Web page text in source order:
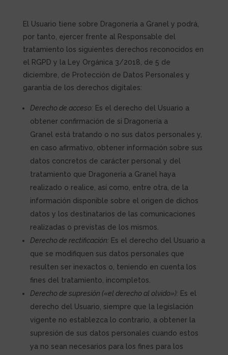
El Usuario tiene sobre Dragonería a Granel y podrá,
por tanto, ejercer frente al Responsable del
tratamiento los siguientes derechos reconocidos en
el RGPD y la Ley Orgánica 3/2018, de 5 de
diciembre, de Protección de Datos Personales y
garantía de los derechos digitales:
Derecho de acceso: Es el derecho del Usuario a
obtener confirmación de si Dragonería a
Granel
está tratando o no sus datos personales y,
en caso afirmativo, obtener información sobre sus
datos concretos de carácter personal y del
tratamiento que Dragonería a Granel
haya
realizado o realice, así como, entre otra, de la
información disponible sobre el origen de dichos
datos y los destinatarios de las comunicaciones
realizadas o previstas de los mismos.
Derecho de rectificación: Es el derecho del Usuario a
que se modifiquen sus datos personales que
resulten ser inexactos o, teniendo en cuenta los
fines del tratamiento, incompletos.
Derecho de supresión («el derecho al olvido»): Es el
derecho del Usuario, siempre que la legislación
vigente no establezca lo contrario, a obtener la
supresión de sus datos personales cuando estos
ya no sean necesarios para los fines para los